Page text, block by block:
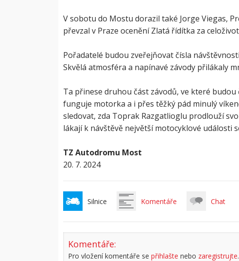
V sobotu do Mostu dorazil také Jorge Viegas,
převzal v Praze ocenění Zlatá řídítka za
Pořadatelé budou zveřejňovat čísla
Skvělá atmosféra a napínavé závody přilákaly
Ta přinese druhou část závodů, ve které
funguje motorka a i přes těžký pád minulý
sledovat, zda Toprak Razgatlioglu prodlouží
lákají k návštěvě největší motocyklové události
TZ Autodromu Most
20. 7. 2024
Silnice Komentáře Chat
Komentáře:
Pro vložení komentáře se přihlašte nebo zaregistrujte.